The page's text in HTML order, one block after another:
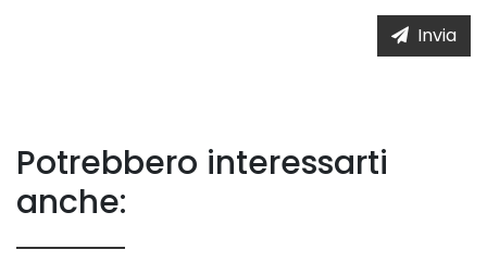
Invia
Potrebbero interessarti
anche: